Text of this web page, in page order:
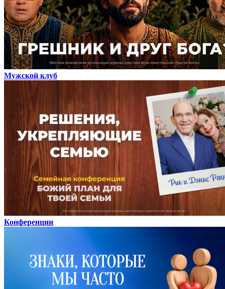
Мужской клуб
Конференции